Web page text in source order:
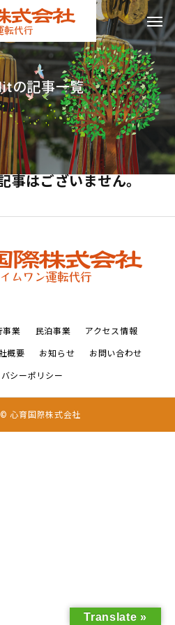
itの記事一覧
事はございません。
事業 民泊事業 アクセス情報
概要 お知らせ お問い合わせ
シーポリシー
心育国際株式会社
Translate »